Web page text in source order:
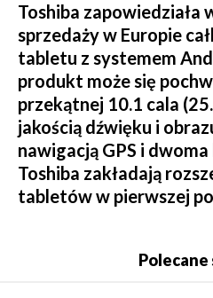
Toshiba zapowiedziała
sprzedaży w Europie
tabletu z systemem
produkt może się
przekątnej 10.1 cala
jakością dźwięku i
nawigacją GPS i
Toshiba zakładają
tabletów w pierwszej
Polecane